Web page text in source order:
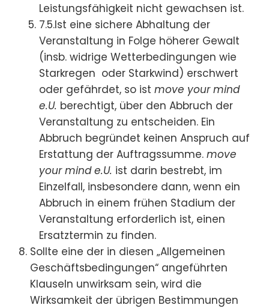
Leistungsfähigkeit nicht gewachsen ist.
7.5.Ist eine sichere Abhaltung der
Veranstaltung in Folge höherer Gewalt
(insb. widrige Wetterbedingungen wie
Starkregen oder Starkwind) erschwert
oder gefährdet, so ist move your mind
e.U. berechtigt, über den Abbruch der
Veranstaltung zu entscheiden. Ein
Abbruch begründet keinen Anspruch auf
Erstattung der Auftragssumme. move
your mind e.U. ist darin bestrebt, im
Einzelfall, insbesondere dann, wenn ein
Abbruch in einem frühen Stadium der
Veranstaltung erforderlich ist, einen
Ersatztermin zu finden.
Sollte eine der in diesen „Allgemeinen
Geschäftsbedingungen“ angeführten
Klauseln unwirksam sein, wird die
Wirksamkeit der übrigen Bestimmungen